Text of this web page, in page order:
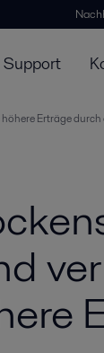
Support
Erträge